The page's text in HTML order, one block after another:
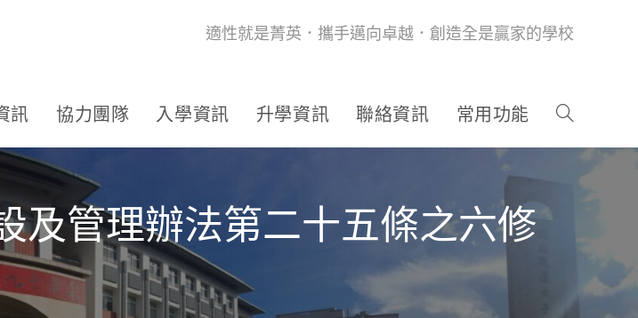
適性就是菁英．攜手邁向卓越．創造全是贏家的學校
訊 協力團隊 入學資訊 升學資訊 聯絡資訊 常用功能
及管理辦法第二十五條之六修